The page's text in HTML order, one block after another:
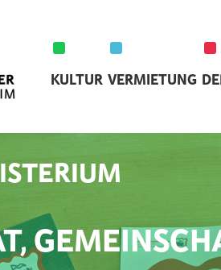
KULTUR VERMIETUNG